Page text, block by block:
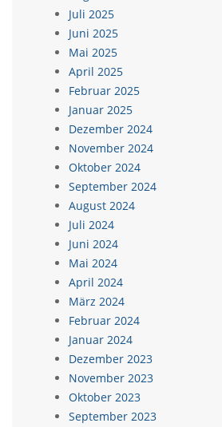
Juli 2025
Juni 2025
Mai 2025
April 2025
Februar 2025
Januar 2025
Dezember 2024
November 2024
Oktober 2024
September 2024
August 2024
Juli 2024
Juni 2024
Mai 2024
April 2024
März 2024
Februar 2024
Januar 2024
Dezember 2023
November 2023
Oktober 2023
September 2023